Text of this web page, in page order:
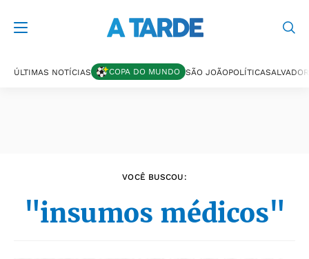
ÚLTIMAS NOTÍCIAS COPA DO MUNDO SÃO JOÃOPOLÍTICASALVADOR
VOCÊ BUSCOU:
"insumos médicos"